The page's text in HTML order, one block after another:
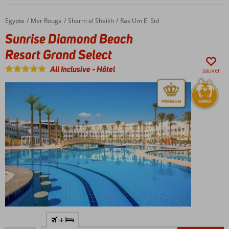
pour
les
Accueil
Egypte Mer Rouge Sharm el Sheikh Ras Um El Sid
Sunrise Diamond Beach Resort Grand Select
Sunrise Diamond Beach
Resort Grand Select
All Inclusive-Hôtel sauver
+